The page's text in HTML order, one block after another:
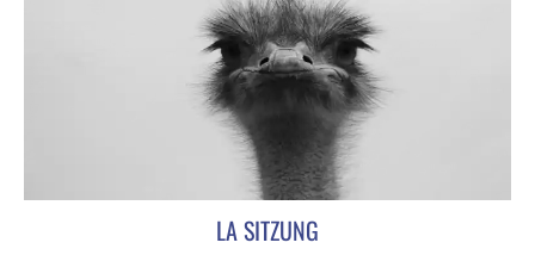
LA SITZUNG